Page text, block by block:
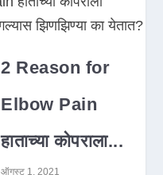
2 Reason for
Elbow Pain
हाताच्या कोपराला...
ऑगस्ट 1, 2021